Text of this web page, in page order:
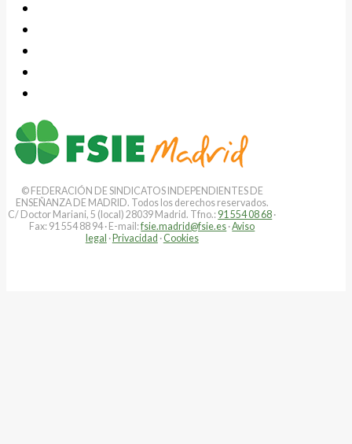
© FEDERACIÓN DE SINDICATOS INDEPENDIENTES DE
ENSEÑANZA DE MADRID. Todos los derechos reservados.
C/ Doctor Mariani, 5 (local) 28039 Madrid. Tfno.: 91 554 08 68 ·
Fax: 91 554 88 94 · E-mail:fsie.madrid@fsie.es ·Aviso
legal ·Privacidad · Cookies